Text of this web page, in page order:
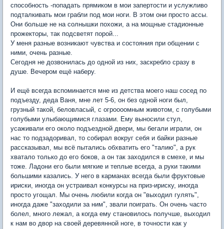
способность -попадать прямиком в мои запертости и услужливо
подталкивать мои грабли под мои ноги. В этом они просто ассы.
Они больше не на солнышки похожи, а на мощные стадионные
прожекторы, так подсветят порой...
У меня разные возникают чувства и состояния при общении с
ними, очень разные.
Сегодня не дозвонилась до одной из них, заскребло сразу в
душе. Вечером ещё наберу.
И ещё всегда вспоминается мне из детства моего наш сосед по
подъезду, деда Ваня, мне лет 5-6, он без одной ноги был,
грузный такой, беловласый, с огроооомным животом, с голубыми
голубыми улыбающимися глазами. Ему выносили стул,
усаживали его около подъездной двери, мы бегали играли, он
нас то подзадоривал, то собирал вокруг себя и байки разные
рассказывал, мы всё пытались обхватить его "талию", а рук
хватало только до его боков, а он так заходился в смехе, и мы
тоже. Ладони его были мягкие и теплые всегда, а руки такими
большими казались. У него в карманах всегда были фруктовые
ириски, иногда он устраивал конкурсы на приз-ириску, иногда
просто угощал. Мы очень любили когда он "выходил гулять",
иногда даже "заходили за ним", звали поиграть. Он очень часто
болел, много лежал, а когда ему становилось получше, выходил
к нам во двор на своей деревянной ноге, в точности как у